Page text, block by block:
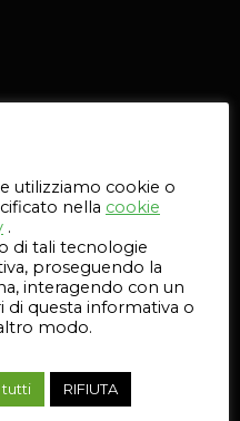
utilizziamo cookie o
nella cookie
.
di tali tecnologie
proseguendo la
interagendo con un
di questa informativa o
modo.
tutti RIFIUTA